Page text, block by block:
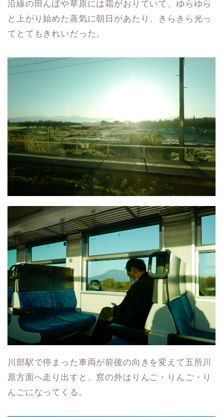
沿線の田んぼや草原には霜がおりていて、ゆらゆら
と上がり始めた蒸気に朝日があたり、きらきら光っ
てとてもきれいだった。
川部駅で停まった車両が前後の向きを変えて五所川
原方面へ走り出すと、窓の外はりんご・りんご・り
んごになってくる。